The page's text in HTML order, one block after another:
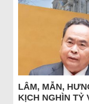
LÂM, MẪN,
KỊCH NGHÌN TỶ